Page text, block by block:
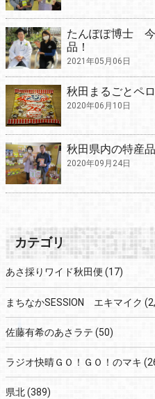
たんぽぽ博士
品！
2021年05月06日
秋田まるごとペ
2020年06月10日
秋田県内の特産
2020年09月24日
カテゴリ
あさ採りワイド秋田便 (17)
まちなかSESSION エキマイク
佐藤有希のあさラテ (50)
ラジオ快晴ＧＯ！ＧＯ！のマキ
県北(389)